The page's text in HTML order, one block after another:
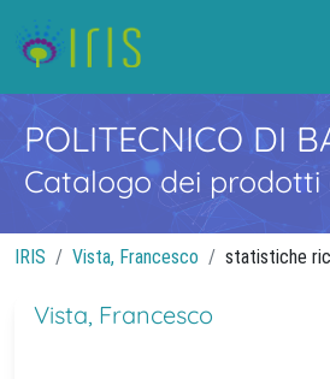
POLITECNICO DI
Catalogo dei prodotti
IRIS Vista, Francesco statistiche
Vista, Francesco